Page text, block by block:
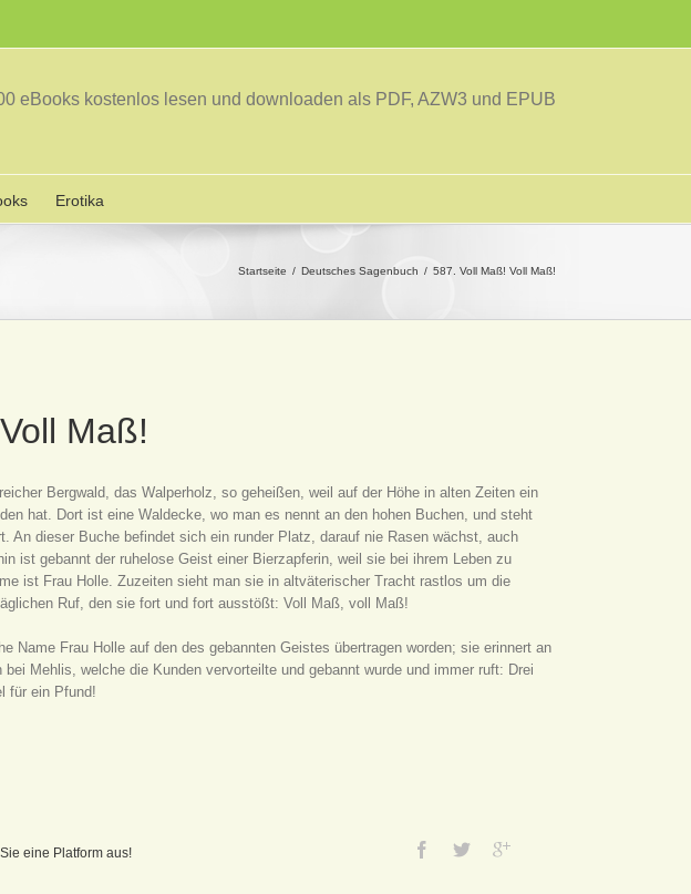
eBooks kostenlos lesen und downloaden als PDF, AZW3 und EPUB
Erotika
Startseite Deutsches Sagenbuch 587. Voll Maß! Voll Maß!
Maß!
Bergwald, das Walperholz, so geheißen, weil auf der Höhe in alten Zeiten ein
hat. Dort ist eine Waldecke, wo man es nennt an den hohen Buchen, und steht
An dieser Buche befindet sich ein runder Platz, darauf nie Rasen wächst, auch
ist gebannt der ruhelose Geist einer Bierzapferin, weil sie bei ihrem Leben zu
ist Frau Holle. Zuzeiten sieht man sie in altväterischer Tracht rastlos um die
Ruf, den sie fort und fort ausstößt: Voll Maß, voll Maß!
Name Frau Holle auf den des gebannten Geistes übertragen worden; sie erinnert an
Mehlis, welche die Kunden vervorteilte und gebannt wurde und immer ruft: Drei
für ein Pfund!
eine Platform aus!